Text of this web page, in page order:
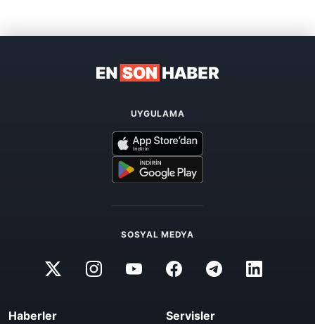
UYGULAMA
SOSYAL MEDYA
Haberler Servisler